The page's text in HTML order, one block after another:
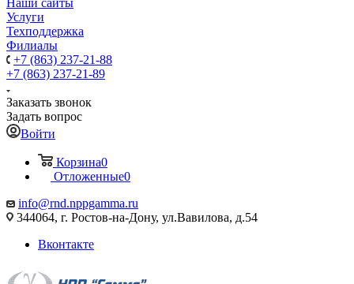
Наши сайты
Услуги
Техподдержка
Филиалы
+7 (863) 237-21-88
+7 (863) 237-21-89
Заказать звонок
Задать вопрос
Войти
Корзина0
Отложенные0
info@rnd.nppgamma.ru
344064, г. Ростов-на-Дону, ул.Вавилова, д.54
Вконтакте